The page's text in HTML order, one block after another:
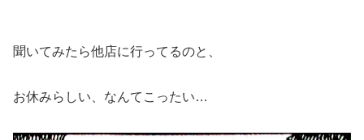
聞いてみたら他店に行ってるのと、
お休みらしい、なんてこったい…